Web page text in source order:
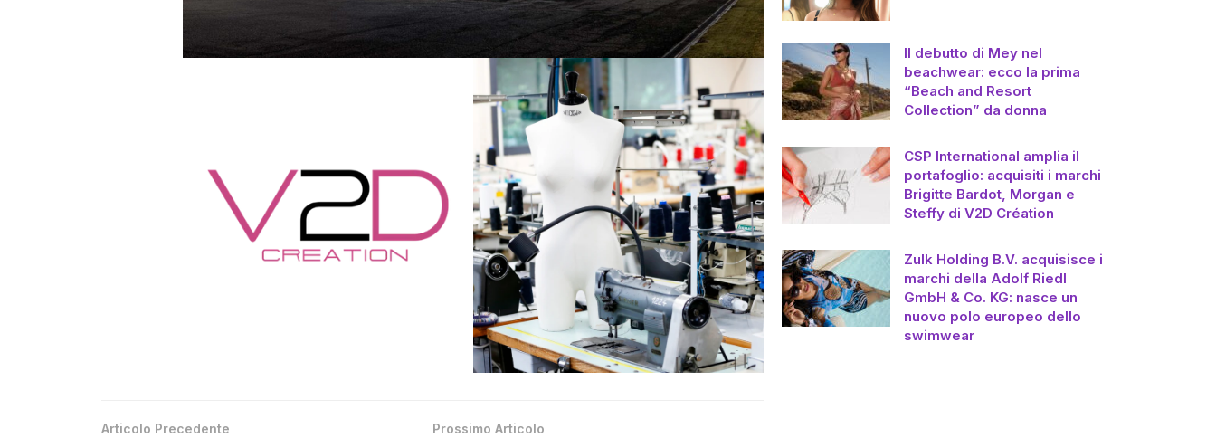
Articolo Precedente Prossimo Articolo
Il debutto di Mey nel
beachwear: ecco la prima
“Beach and Resort
Collection” da donna
CSP International amplia il
portafoglio: acquisiti i marchi
Brigitte Bardot, Morgan e
Steffy di V2D Création
Zulk Holding B.V. acquisisce i
marchi della Adolf Riedl
GmbH & Co. KG: nasce un
nuovo polo europeo dello
swimwear